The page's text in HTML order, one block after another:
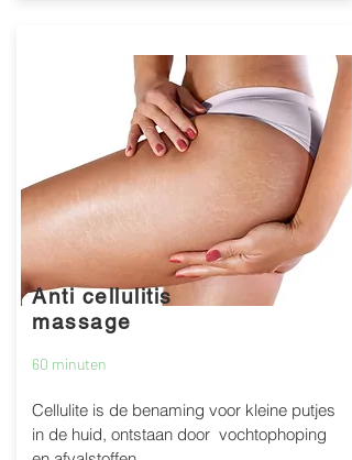
Anti cellulitis
massage
60 minuten
Cellulite is de benaming voor kleine putjes
in de huid, ontstaan door vochtophoping